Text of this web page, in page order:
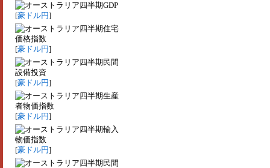
四半期GDP
[豪ドル円]
四半期住宅
価格指数
[豪ドル円]
四半期民間
設備投資
[豪ドル円]
四半期生産
者物価指数
[豪ドル円]
四半期輸入
物価指数
[豪ドル円]
四半期民間